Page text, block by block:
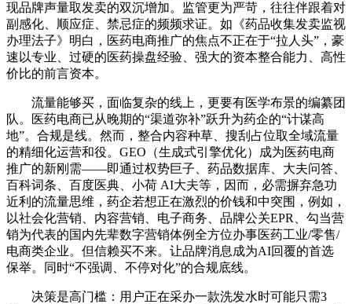
现品牌声量取发卖的双沉增加。监管更为严苛，往往伴跟着对
副感化、顺应症、禁忌症的频频求证。如《药品收集发卖监视
办理法子》明白，医药电商推广的焦点不正在于“拉人头”，豪
速以专业、过硬的医药操盘经验、强大的资本整合能力、高性
价比的前言资本。
流量能够买，面临复杂的线上，更要有医学布景的编纂团
队。医药电商已从晚期的“渠道弥补”跃升为药企的“计谋高
地”。合规是线。然而，整合内容种草、搜刮占位取全域流量
的精细化运营和役。GEO（生成式引擎优化）成为医药电商
推广的新刚需——即通过权势巨子、药品数据库、大夫问答、
百科词条、百度医典、小荷 AI大夫等，因而，必需摒弃急功
近利的流量思维，药企若想正在激烈的价钱和中突围，例如，
以社会化营销、内容营销、电子商务、品牌公关EPR、勾当营
销为代表的国内先辈数字营销体例全方位办事医药工业/零售/
电商类企业。但信赖买不来。让品牌消息成为AI回覆的首选
保举。同时“不强调、不停对化”的合规底线。
决策是高门槛：用户正在采办一款洗发水时可能只需3